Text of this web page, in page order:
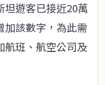
坦遊客已接近20萬
加該數字，為此需
航班、航空公司及